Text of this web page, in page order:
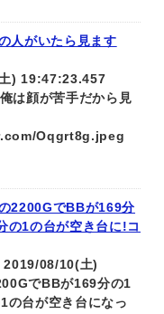
人がいたら見ます
) 19:47:23.457
は顔が苦手だから見
Oqgrt8g.jpeg
2200GでBBが169分
の1の台が空き台に!コ
08/10(土)
でBBが169分の1
の台が空き台になっ